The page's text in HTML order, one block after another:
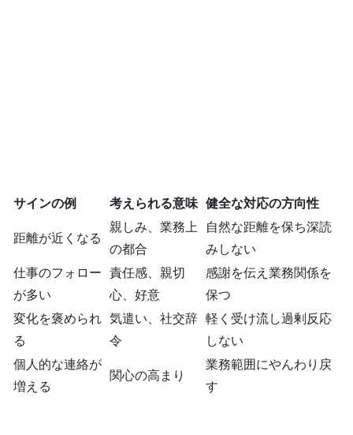
サインの例 考えられる意味 健全な対応の方向性
距離が近くなる
親しみ、業務上
の都合
自然な距離を保ち深読
みしない
仕事のフォロー
が多い
責任感、親切
心、好意
感謝を伝え業務関係を
保つ
変化を褒められ
る
気遣い、社交辞
令
軽く受け流し過剰反応
しない
個人的な連絡が
増える
関心の高まり
業務範囲にやんわり戻
す